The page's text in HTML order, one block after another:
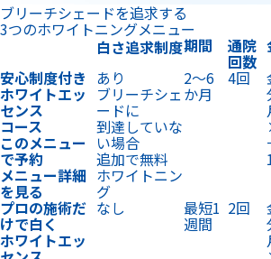
ブリーチシェードを追求する
3つのホワイトニングメニュー
白さ追求制度期間 通院
回数
安心制度付き
ホワイトエッ
センス
コース
このメニュー
で予約
メニュー詳細
を見る
あり
ブリーチシェ
ードに
到達していな
い場合
追加で無料
ホワイトニン
グ
2〜6
か月
4回
プロの施術だ
けで白く
ホワイトエッ
なし 最短1
週間
2回